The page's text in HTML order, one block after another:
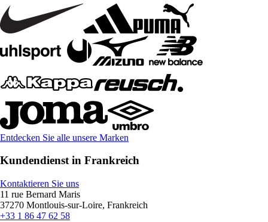
Entdecken Sie alle unsere Marken
Kundendienst in Frankreich
Kontaktieren Sie uns
11 rue Bernard Maris
37270 Montlouis-sur-Loire, Frankreich
+33 1 86 47 62 58